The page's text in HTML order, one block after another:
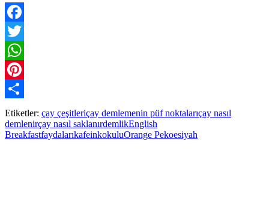
Facebook
Twitter
WhatsApp
Pinterest
Paylaş
Etiketler: çay çeşitleriçay demlemenin püf noktalarıçay nasıl
demlenirçay nasıl saklanırdemlikEnglish
BreakfastfaydalarıkafeinkokuluOrange Pekoesiyah